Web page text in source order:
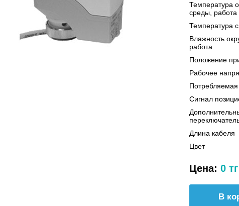
Температура
среды, работа
Температура
Влажность
работа
Положение
Рабочее
Сигнал
Длина кабеля
Цвет
Цена: 0 тг